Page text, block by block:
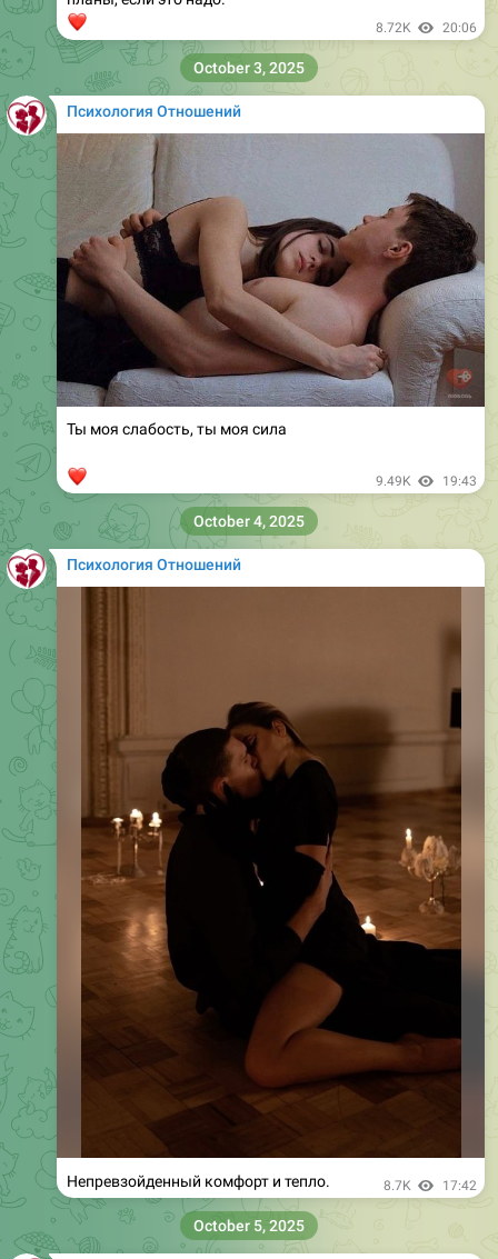
8.72K 20:06
Психология Отношений
Ты моя слабость, ты моя сила
9.49K 19:43
October 3, 2025
Психология Отношений
Непревзойденный комфорт и тепло. 8.7K 17:42
October 4, 2025
October 5, 2025